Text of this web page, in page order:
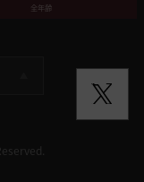
全年齢